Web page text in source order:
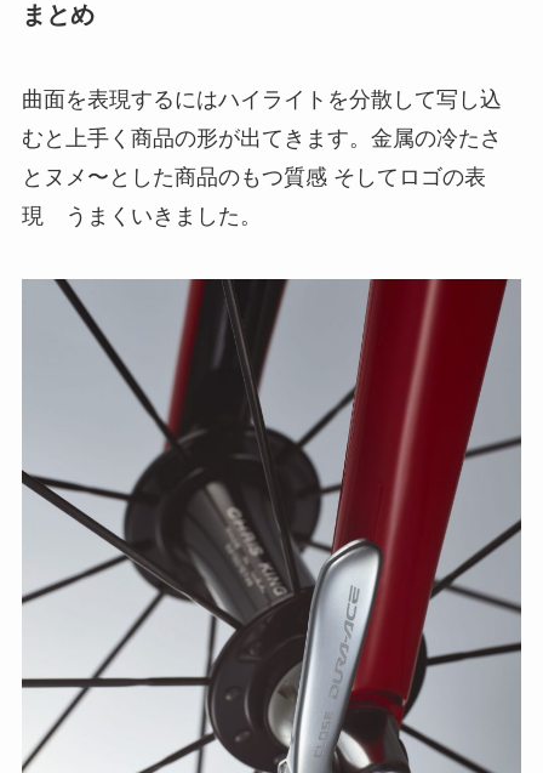
まとめ
曲面を表現するにはハイライトを分散して写し込
むと上手く商品の形が出てきます。金属の冷たさ
とヌメ〜とした商品のもつ質感 そしてロゴの表
現 うまくいきました。